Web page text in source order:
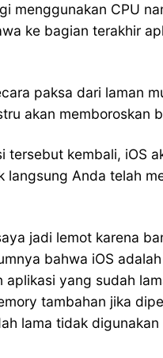
menggunakan CPU
ke bagian terakhir
paksa dari laman
akan memboroskan
tersebut kembali, iOS
Anda telah
jadi lemot karena
bahwa iOS
aplikasi yang sudah
tambahan jika
lama tidak